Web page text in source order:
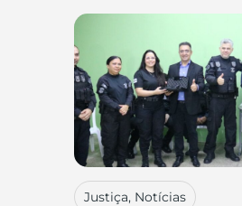
Justiça, Notícias